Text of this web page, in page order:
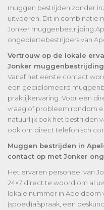
muggen bestrijden zonder
uitvoeren. Dit in combinatie
Jonker muggenbestrijding
ongediertebestrijders van
Vertrouw op de lokale
Jonker
Vanaf het eerste contact
een gediplomeerd
praktijkervaring. Voor een
vraag of probleem rondom
natuurlijk ook het bestrijden
ook om direct telefonisch
Muggen bestrijden in
contact op met Jonker
Het ervaren personeel van
24×7 direct te woord om al
lokale nummer in Apeldoorn
(spoed)afspraak, een